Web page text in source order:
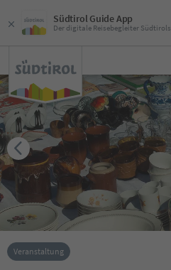
Südtirol Guide App
Der digitale Reisebegleiter Südtirols
Veranstaltung